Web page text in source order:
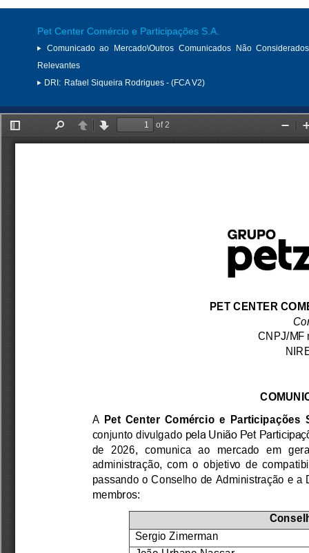
Pet Center Comércio e Participações S.A.
Comunicado ao Mercado\Outros Comunicados Não
Relevantes
DRI: Rafael Siqueira Rodrigues - (FCA V2)